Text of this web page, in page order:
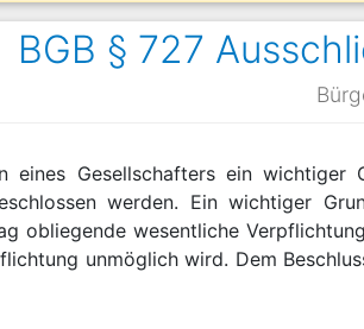
BGB § 727
eines Gesellschafters ein wichtiger
werden. Ein wichtiger
obliegende wesentliche
unmöglich wird. Dem